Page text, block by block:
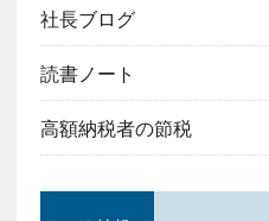
社長ブログ
読書ノート
高額納税者の節税